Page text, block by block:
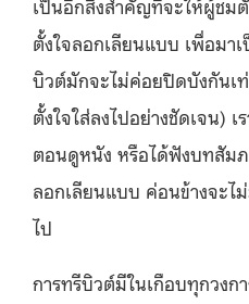
ตั้งใจลอกเลียนแบบ เพื่อมา
บิวต์มักจะไม่ค่อยปิดบังกันเ
ตั้งใจใส่ลงไปอย่างชัดเจน)
ตอนดูหนัง หรือได้ฟังบทสัม
ลอกเลียนแบบ ค่อนข้างจะไ
ไป
การทรีบิวต์มีในเกือบทุกวง